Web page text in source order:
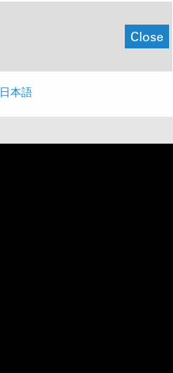
Close
日本語